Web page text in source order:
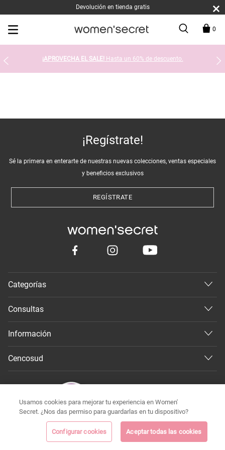
Devolución en tienda gratis
0
¡APROVECHA EL SALE! Hasta un 60% de descuento.
¡Regístrate!
Sé la primera en enterarte de nuestras nuevas colecciones, ventas especiales
y beneficios exclusivos
REGÍSTRATE
Categorías
Consultas
Información
Cencosud
Todos los derechos reservados 2026 ©
Usamos cookies para mejorar tu experiencia en Women'
Secret. ¿Nos das permiso para guardarlas en tu dispositivo?
Configurar cookies Aceptar todas las cookies